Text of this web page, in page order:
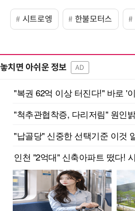
시트로엥 한불모터스
놓치면 아쉬운 정보 AD